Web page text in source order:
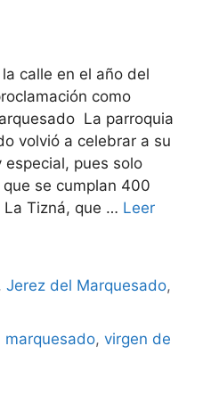
calle en el año del
como
La parroquia
volvió a celebrar a su
especial, pues solo
se cumplan 400
La Tizná, que … Leer
Jerez del Marquesado,
marquesado,virgen de